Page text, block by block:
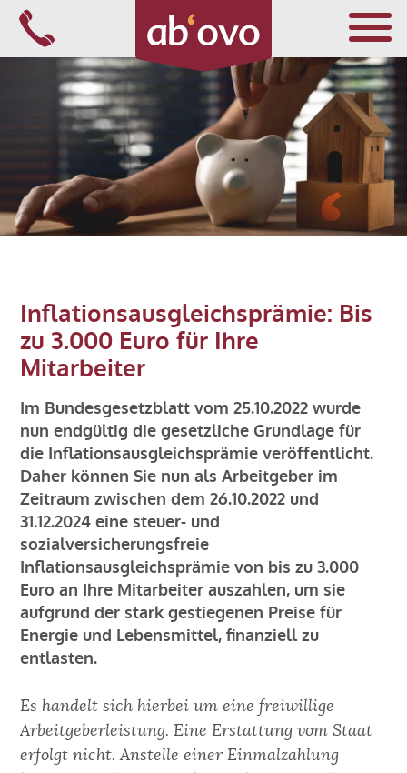
überspringen
FÜR ÄRZTE
FÜR ALLE
ÜBER ABOVO
KARRIERE
KONTAKT
BLOG
Impressum
Inflationsausgleichsprämie: Bis
zu 3.000 Euro für Ihre
Mitarbeiter
Im Bundesgesetzblatt vom 25.10.2022 wurde
nun endgültig die gesetzliche Grundlage für
die Inflationsausgleichsprämie veröffentlicht.
Daher können Sie nun als Arbeitgeber im
Zeitraum zwischen dem 26.10.2022 und
31.12.2024 eine steuer- und
sozialversicherungsfreie
Inflationsausgleichsprämie von bis zu 3.000
Euro an Ihre Mitarbeiter auszahlen, um sie
aufgrund der stark gestiegenen Preise für
Energie und Lebensmittel, finanziell zu
entlasten.
Es handelt sich hierbei um eine freiwillige
Arbeitgeberleistung. Eine Erstattung vom Staat
erfolgt nicht. Anstelle einer Einmalzahlung